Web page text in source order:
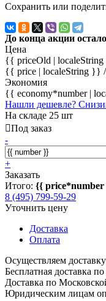
Сохранить или
До конца акции
Цена
{{ priceOld |
{{ price | localeString }}
Экономия
{{ economy*number |
Нашли дешевле?
На складе 25 шт
Под заказ
-
+
Заказать
Итого: {{ price*number
8 (495) 799-59-29
Уточнить цену
Доставка
Оплата
Осуществляем
Бесплатная доставка
Доставка по
Юридическим лицам